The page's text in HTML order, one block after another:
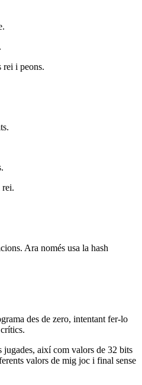
rei i peons.
rei.
Ara només usa la hash
des de zero, intentant fer-lo
jugades, així com valors de 32 bits
valors de mig joc i final sense